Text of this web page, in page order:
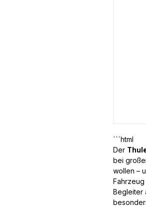
Der
bei
wollen –
Begleiter